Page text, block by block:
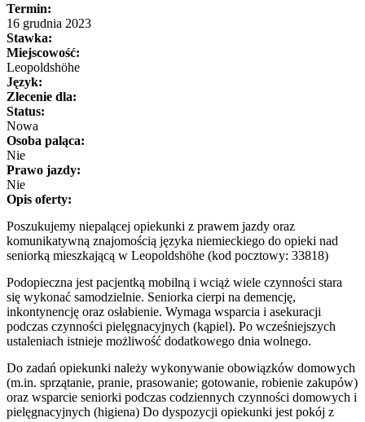
Termin:
16 grudnia 2023
Stawka:
Miejscowość:
Leopoldshöhe
Język:
Zlecenie dla:
Status:
Nowa
Osoba paląca:
Nie
Prawo jazdy:
Nie
Opis oferty:
Poszukujemy niepalącej opiekunki z prawem jazdy oraz
komunikatywną znajomością języka niemieckiego do opieki nad
seniorką mieszkającą w Leopoldshöhe (kod pocztowy: 33818)
Podopieczna jest pacjentką mobilną i wciąż wiele czynności stara
się wykonać samodzielnie. Seniorka cierpi na demencję,
inkontynencję oraz osłabienie. Wymaga wsparcia i asekuracji
podczas czynności pielęgnacyjnych (kąpiel). Po wcześniejszych
ustaleniach istnieje możliwość dodatkowego dnia wolnego.
Do zadań opiekunki należy wykonywanie obowiązków domowych
(m.in. sprzątanie, pranie, prasowanie; gotowanie, robienie zakupów)
oraz wsparcie seniorki podczas codziennych czynności domowych i
pielęgnacyjnych (higiena) Do dyspozycji opiekunki jest pokój z